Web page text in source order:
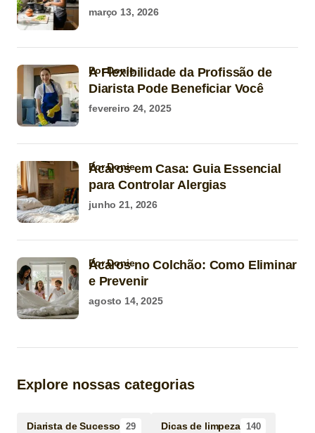
março 13, 2026
A Flexibilidade da Profissão de
Diarista Pode Beneficiar Você
por Donie
fevereiro 24, 2025
Ácaros em Casa: Guia Essencial
para Controlar Alergias
por Donie
junho 21, 2026
Ácaros no Colchão: Como Eliminar
e Prevenir
por Donie
agosto 14, 2025
Explore nossas categorias
Diarista de Sucesso 29 Dicas de limpeza 140